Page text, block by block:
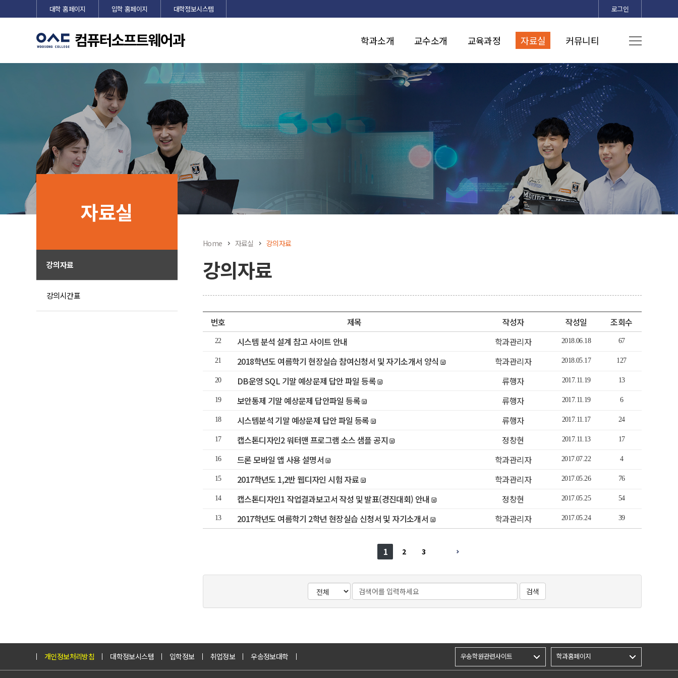
대학 홈페이지 입학 홈페이지 대학정보시스템 로그인
학과소개 교수소개 교육과정 자료실 커뮤니티
자료실
강의자료
강의시간표
Home 자료실 강의자료
강의자료
번호 제목 작성자 작성일 조회수
22 시스템 분석 설계 참고 사이트 안내 학과관리자 2018.06.18 67
21 2018학년도 여름학기 현장실습 참여신청서 및 자기소개서 양식 학과관리자 2018.05.17 127
20 DB운영 SQL 기말 예상문제 답안 파일 등록 류행자 2017.11.19 13
19 보안통제 기말 예상문제 답안파일 등록 류행자 2017.11.19 6
18 시스템분석 기말 예상문제 답안 파일 등록 류행자 2017.11.17 24
17 캡스톤디자인2 워터맨 프로그램 소스 샘플 공지 정창현 2017.11.13 17
16 드론 모바일 앱 사용 설명서 학과관리자 2017.07.22 4
15 2017학년도 1,2반 웹디자인 시험 자료 학과관리자 2017.05.26 76
14 캡스톤디자인1 작업결과보고서 작성 및 발표(경진대회) 안내 정창현 2017.05.25 54
13 2017학년도 여름학기 2학년 현장실습 신청서 및 자기소개서 학과관리자 2017.05.24 39
1 2 3
검색
개인정보처리방침 대학정보시스템 입학정보 취업정보 우송정보대학 우송학원관련사이트 학과홈페이지